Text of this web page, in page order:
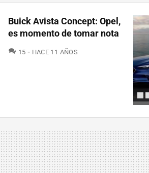
Buick Avista Concept: Opel,
es momento de tomar nota
15 COMENTARIOS
HACE 11 AÑOS